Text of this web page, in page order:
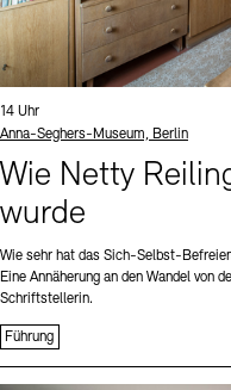
Uhrzeit:
14 Uhr
Standort
Anna-Seghers-Museum, Berlin
Wie Netty
wurde
Wie sehr hat das Sich-Selbst-
Eine Annäherung an den Wandel von
Schriftstellerin.
Führung